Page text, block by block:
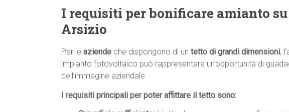
I requisiti per bonificare amianto
Arsizio
Per le aziende che dispongono di un tetto di grandi dimensioni,
impianto fotovoltaico può rappresentare un’opportunità di
dell’immagine aziendale.
I requisiti principali per poter affittare il tetto sono: